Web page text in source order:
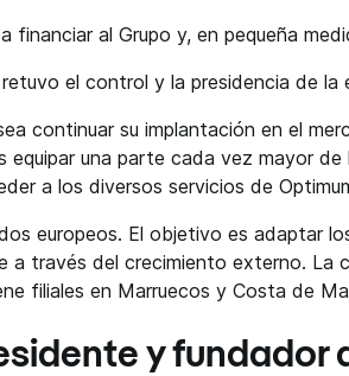
financiar al Grupo y, en pequeña
el control y la presidencia de la
continuar su implantación en el
una parte cada vez mayor
a los diversos servicios de
europeos. El objetivo es adaptar
a través del crecimiento externo. La
filiales en Marruecos y Costa de
y fundador